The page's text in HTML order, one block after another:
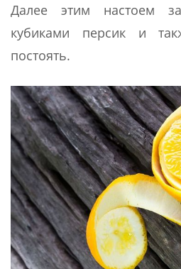
Далее этим настоем
кубиками персик и
постоять.